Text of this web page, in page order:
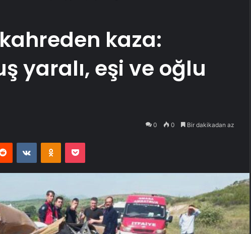
kaza:
yaralı, eşi ve oğlu
0 0 Bir dakikadan az
Reddit VKontakteOdnoklassniki
Pocket